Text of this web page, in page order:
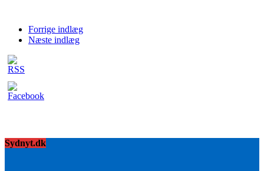
Forrige indlæg
Næste indlæg
Sydnyt.dk